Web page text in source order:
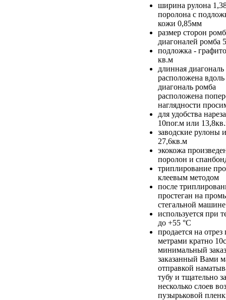
ширина рулона
поролона с
кожи 0,85мм
размер сторон
диагоналей ромба
подложка -
кв.м
длинная
расположена вдоль
диагональ ромба
расположена
наглядности
для удобства
10пог.м или
заводские рулоны
27,6кв.м
экокожа
поролон и
триплирование
клеевым методом
после
простеган на
стегальной машине
используется при
до +55 °С
продается на
метрами кратно
минимальный
заказанный Вами
отправкой
тубу и тщательно
несколько слоев
пузырьковой